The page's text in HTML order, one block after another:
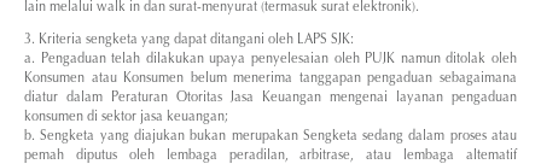
lain melalui walk in dan surat-menyurat (termasuk surat elektronik).
3. Kriteria sengketa yang dapat ditangani oleh LAPS SJK:
a. Pengaduan telah dilakukan upaya penyelesaian oleh PUJK namun ditolak oleh
Konsumen atau Konsumen belum menerima tanggapan pengaduan sebagaimana
diatur dalam Peraturan Otoritas Jasa Keuangan mengenai layanan pengaduan
konsumen di sektor jasa keuangan;
b. Sengketa yang diajukan bukan merupakan Sengketa sedang dalam proses atau
pemah diputus oleh lembaga peradilan, arbitrase, atau lembaga altematif